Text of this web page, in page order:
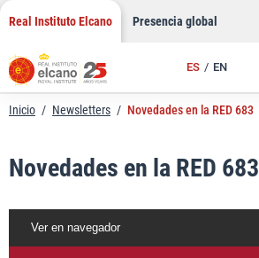
Saltar
contenido
Real Instituto Elcano Presencia global
ES EN
Inicio / Newsletters / Novedades en la RED 683
Novedades en la RED 683